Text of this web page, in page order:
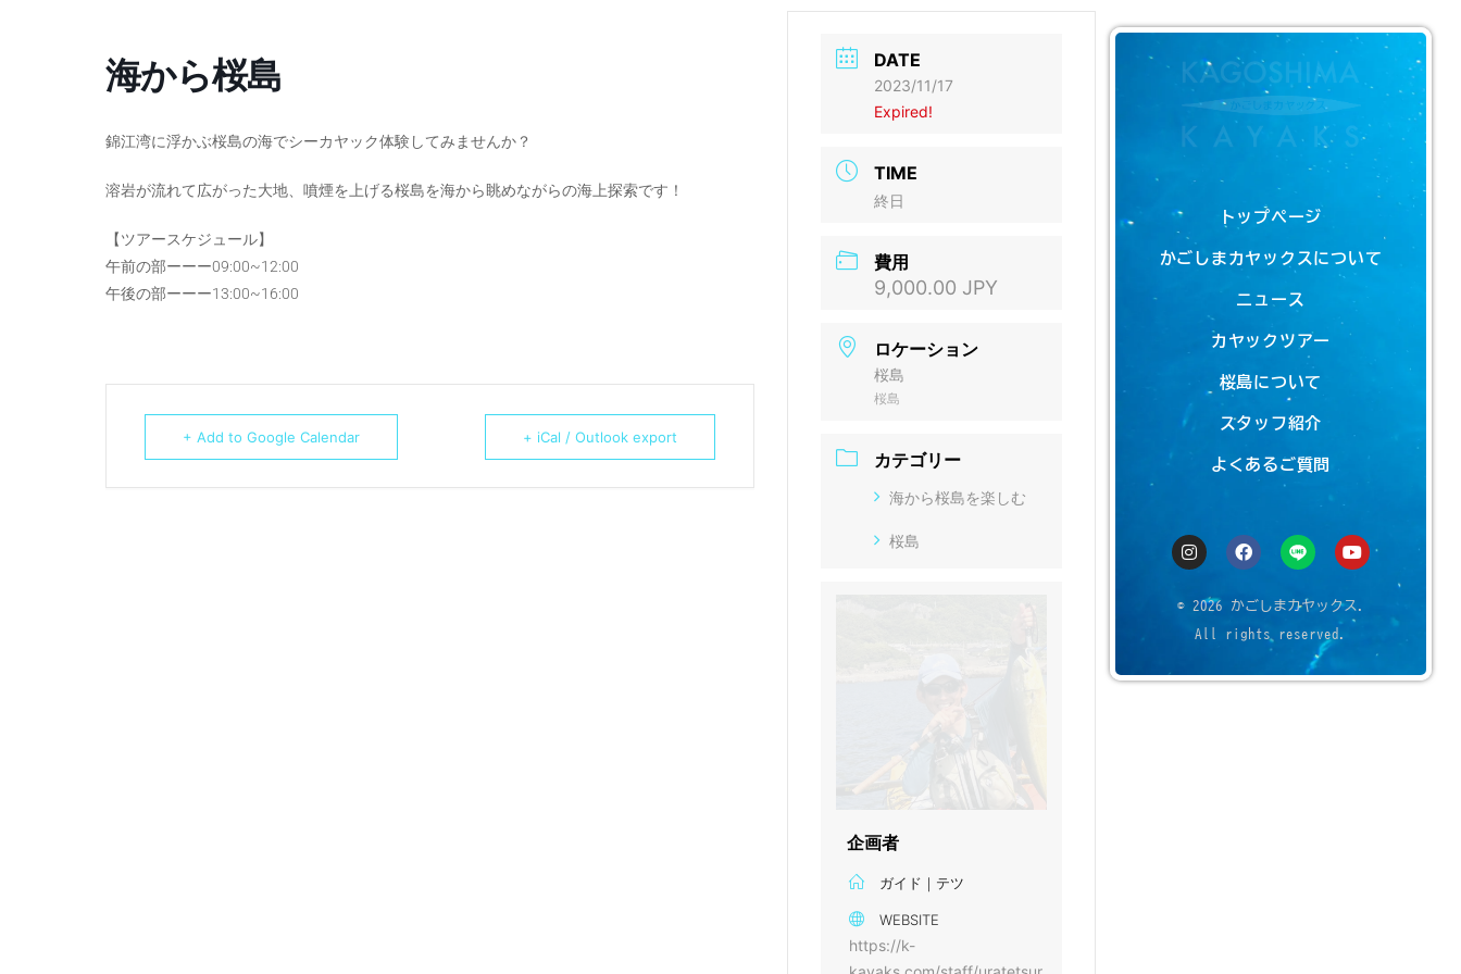
トップページ
かごしまカヤックスについて
ニュース
カヤックツアー
桜島について
スタッフ紹介
よくあるご質問
© 2026 かごしまカヤックス.
All rights reserved.
海から桜島
錦江湾に浮かぶ桜島の海でシーカヤック体験してみませんか？
溶岩が流れて広がった大地、噴煙を上げる桜島を海から眺めながらの海上探索です！
【ツアースケジュール】
午前の部ーーー09:00~12:00
午後の部ーーー13:00~16:00
+ Add to Google Calendar + iCal / Outlook export
DATE
2023/11/17
Expired!
TIME
終日
費用
9,000.00 JPY
ロケーション
桜島
桜島
カテゴリー
海から桜島を楽しむ
桜島
企画者
ガイド｜テツ
WEBSITE
https://k-